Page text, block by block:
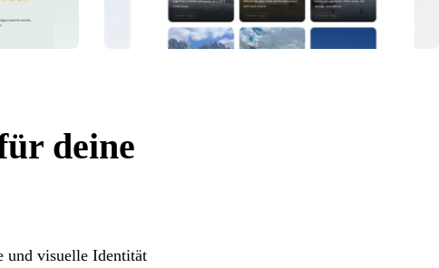
deine
und visuelle Identität